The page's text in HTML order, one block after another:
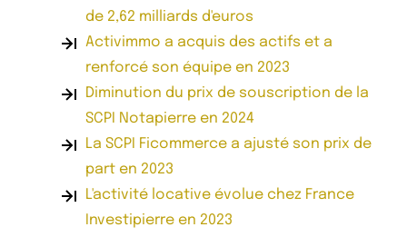
de 2,62 milliards d'euros
Activimmo a acquis des actifs et a
renforcé son équipe en 2023
Diminution du prix de souscription de la
SCPI Notapierre en 2024
La SCPI Ficommerce a ajusté son prix de
part en 2023
L'activité locative évolue chez France
Investipierre en 2023